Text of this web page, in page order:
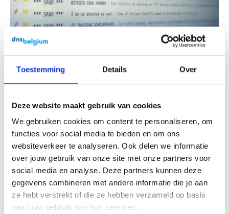
Toestemming Details Over
Deze website maakt gebruik van cookies
We gebruiken cookies om content te personaliseren, om
functies voor social media te bieden en om ons
websiteverkeer te analyseren. Ook delen we informatie
over jouw gebruik van onze site met onze partners voor
social media en analyse. Deze partners kunnen deze
gegevens combineren met andere informatie die je aan
ze hebt verstrekt of die ze hebben verzameld op basis
van jouw gebruik van hun services.
Wat als ik een e-mail krijg die ik niet
Verdachte mail? Klik niet, verwijder ze of
meld bij Safeonweb. Zo vermijd je phishing,
malware en help je ook anderen veilig te
blijven.
Lees meer